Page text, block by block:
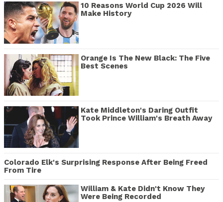
10 Reasons World Cup 2026 Will
Make History
Orange Is The New Black: The Five
Best Scenes
Kate Middleton's Daring Outfit
Took Prince William's Breath Away
Colorado Elk's Surprising Response After Being Freed
From Tire
William & Kate Didn't Know They
Were Being Recorded